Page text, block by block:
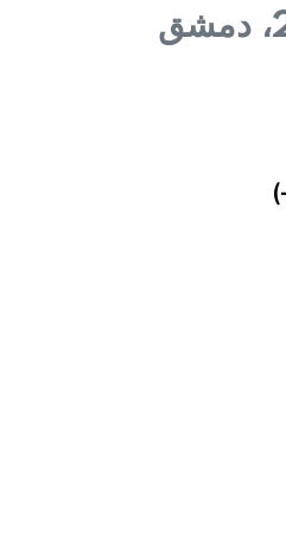
موسوعات جديدة في عام 2026
)